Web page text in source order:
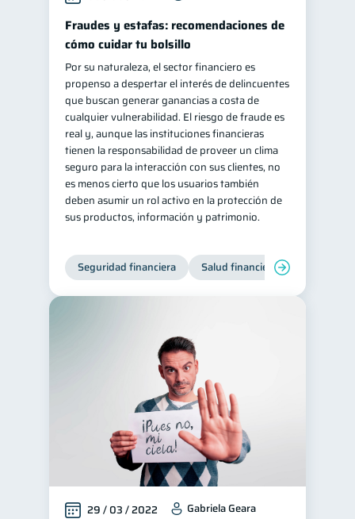
Fraudes y estafas: recomendaciones de
cómo cuidar tu bolsillo
Por su naturaleza, el sector financiero es
propenso a despertar el interés de delincuentes
que buscan generar ganancias a costa de
cualquier vulnerabilidad. El riesgo de fraude es
real y, aunque las instituciones financieras
tienen la responsabilidad de proveer un clima
seguro para la interacción con sus clientes, no
es menos cierto que los usuarios también
deben asumir un rol activo en la protección de
sus productos, información y patrimonio.
Seguridad financiera Salud financiera
29 / 03 / 2022 Gabriela Geara